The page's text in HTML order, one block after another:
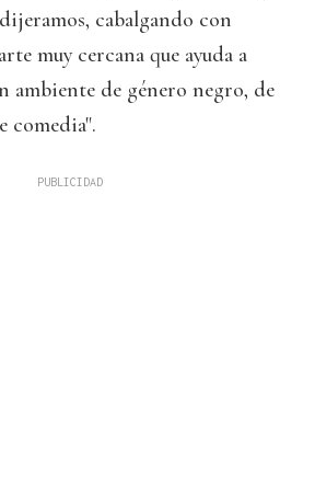
cabalgando con
muy cercana que ayuda a
ambiente de género negro, de
comedia".